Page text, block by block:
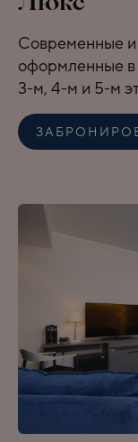
Люкс
Современные и
оформленные в
3-м, 4-м и 5-м